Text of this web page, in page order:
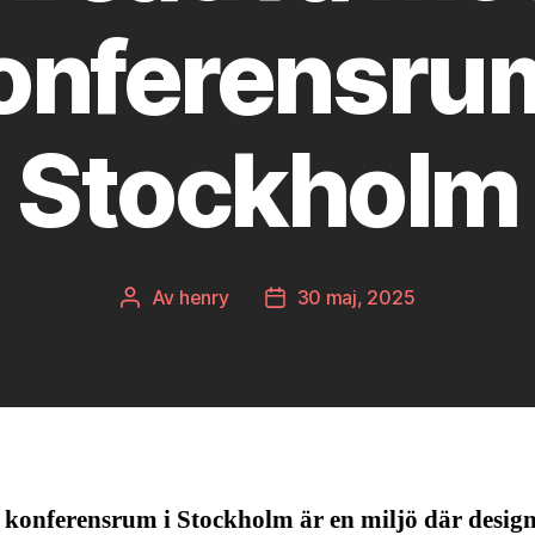
Stockholm
Inläggsförfattare
Av henry Inläggsdatum
30 maj, 2025
i Stockholm är en miljö där